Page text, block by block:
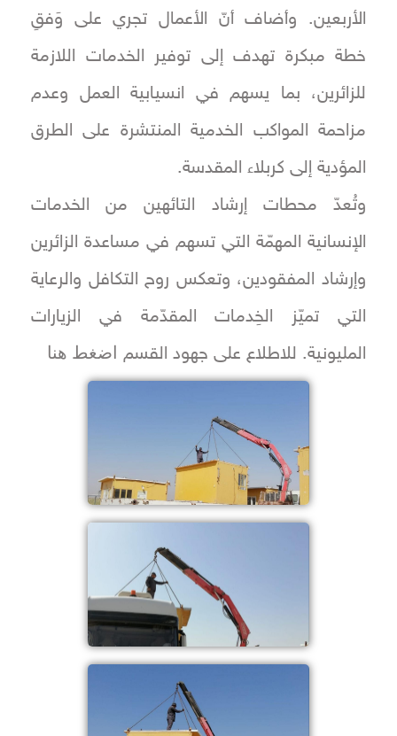
الأربعين. وأضاف أنّ الأعمال تجري على وَفقِ
خطة مبكرة تهدف إلى توفير الخدمات اللازمة
للزائرين، بما يسهم في انسيابية العمل وعدم
مزاحمة المواكب الخدمية المنتشرة على الطرق
المؤدية إلى كربلاء المقدسة.
وتُعدّ محطات إرشاد التائهين من الخدمات
الإنسانية المهمّة التي تسهم في مساعدة الزائرين
وإرشاد المفقودين، وتعكس روح التكافل والرعاية
التي تميّز الخِدمات المقدّمة في الزيارات
المليونية. للاطلاع على جهود القسم اضغط هنا